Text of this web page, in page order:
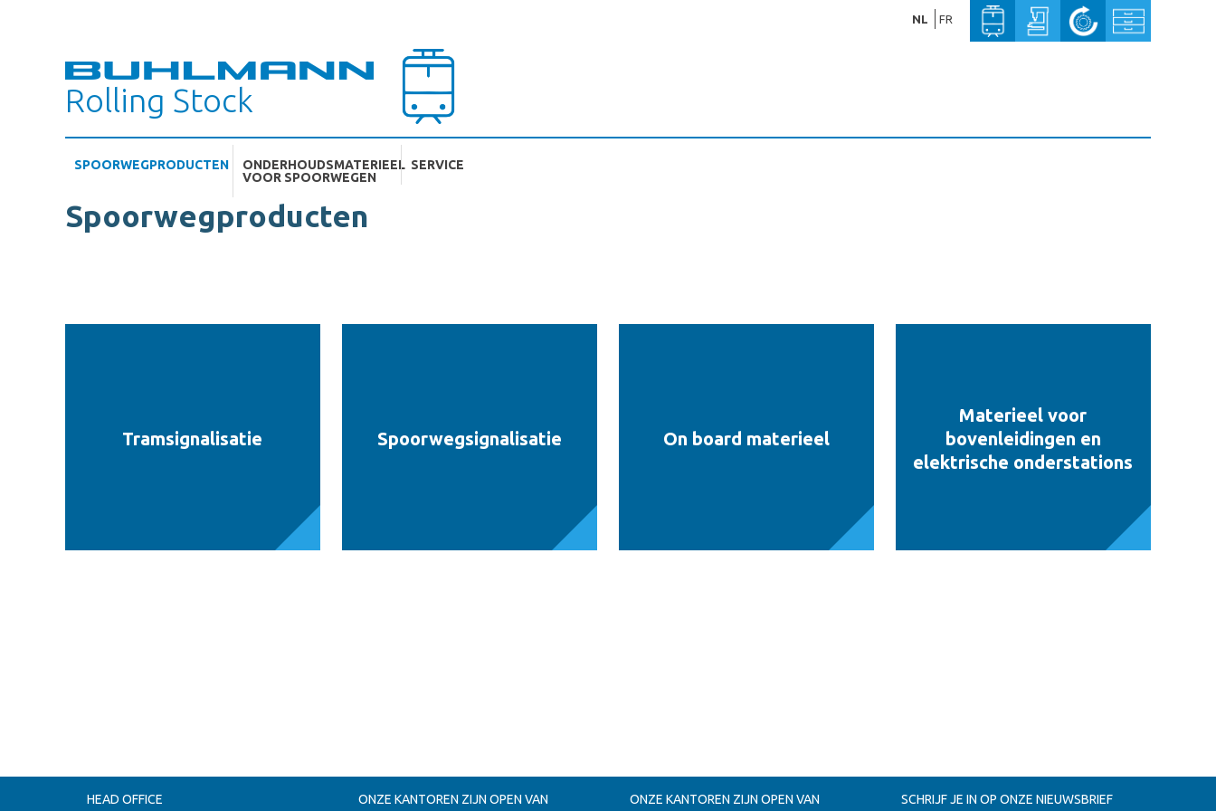
Rolling Stock
NL FR
SPOORWEGPRODUCTEN
ONDERHOUDSMATERIEEL
VOOR SPOORWEGEN
SERVICE
Spoorwegproducten
Tramsignalisatie Spoorwegsignalisatie On board materieel
Materieel voor
bovenleidingen en
elektrische onderstations
HEAD OFFICE
ONZE KANTOREN ZIJN OPEN VAN
ONZE KANTOREN ZIJN OPEN VAN
SCHRIJF JE IN OP ONZE NIEUWSBRIEF